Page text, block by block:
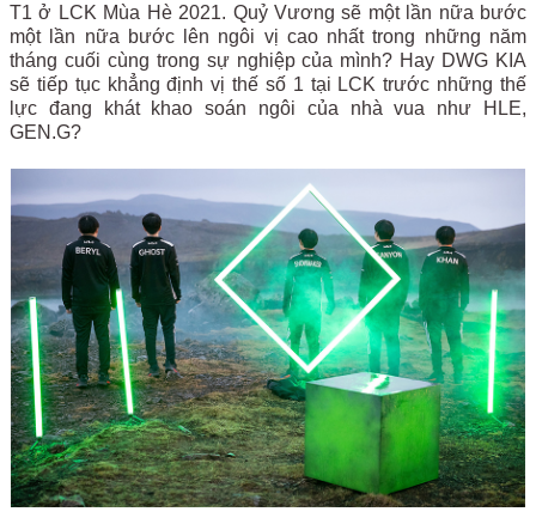
T1 ở LCK Mùa Hè 2021. Quỷ Vương sẽ một lần nữa bước
một lần nữa bước lên ngôi vị cao nhất trong những năm
tháng cuối cùng trong sự nghiệp của mình? Hay DWG KIA
sẽ tiếp tục khẳng định vị thế số 1 tại LCK trước những thế
lực đang khát khao soán ngôi của nhà vua như HLE,
GEN.G?